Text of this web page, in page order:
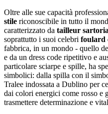
Oltre alle sue capacità
stile riconoscibile in tutto il
caratterizzato da tailleur
soprattutto i suoi celebri foulard
fabbrica, in un mondo - quello
e da un dress code ripetitivo e
particolare sciarpe e spille, ha
simbolici: dalla spilla con il
Tralee indossata a Dublino per
dai colori energici come rosso e
trasmettere determinazione e